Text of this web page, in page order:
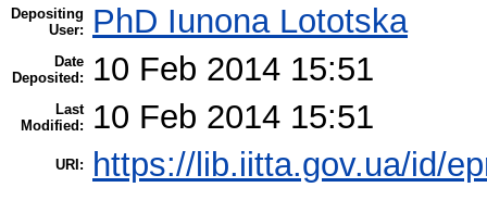
Depositing
User:
PhD Iunona Lototska
Date
Deposited:
10 Feb 2014 15:51
Last
Modified:
10 Feb 2014 15:51
URI: https://lib.iitta.gov.ua/id/